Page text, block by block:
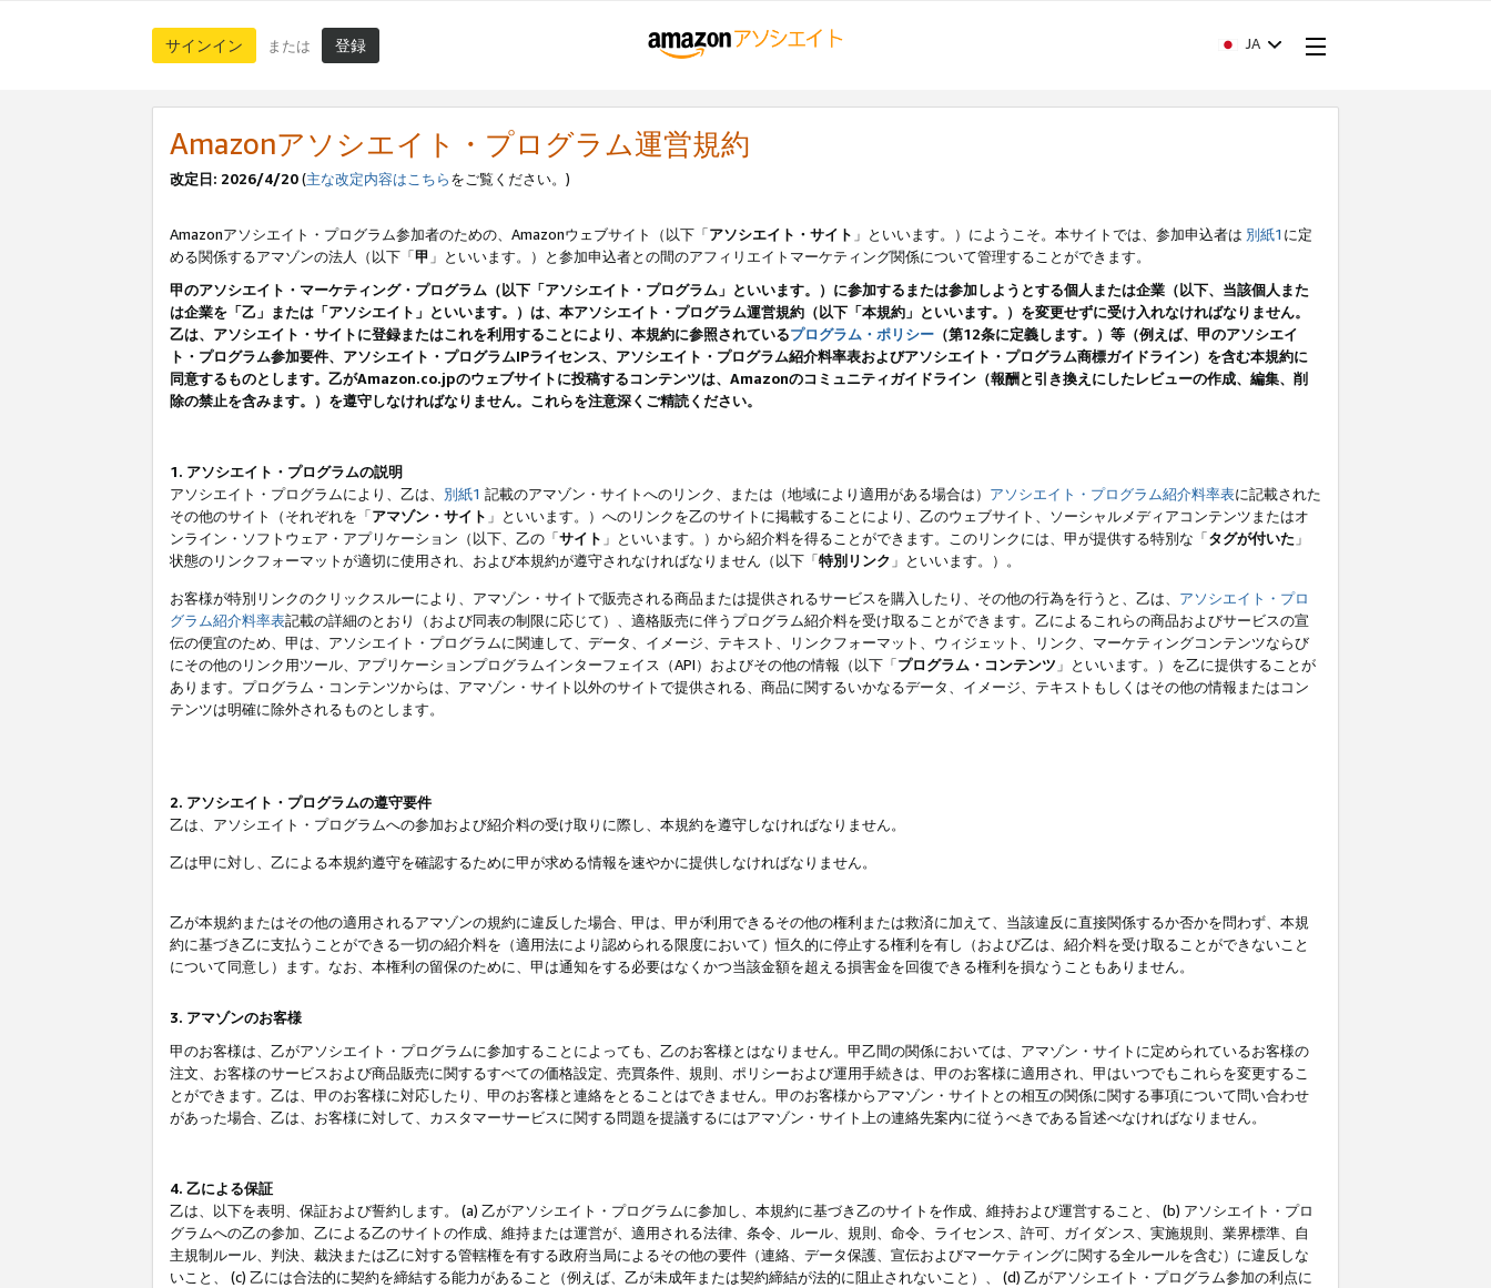
サインイン または 登録 JA
Amazonアソシエイト・プログラム運営規約
改定日: 2026/4/20(主な改定内容はこちらをご覧ください。)
Amazonアソシエイト・プログラム参加者のための、Amazonウェブサイト（以下「アソシエイト・サイト 」といいます。）にようこそ。本サイトでは、参加申込者は 別紙1 に定
める関係するアマゾンの法人（以下「甲 」といいます。）と参加申込者との間のアフィリエイトマーケティング関係について管理することができます。
甲のアソシエイト・マーケティング・プログラム（以下「アソシエイト・プログラム」といいます。）に参加するまたは参加しようとする個人または企業（以下、当該個人また
は企業を「乙」または「アソシエイト」といいます。）は、本アソシエイト・プログラム運営規約（以下「本規約」といいます。）を変更せずに受け入れなければなりません。
乙は、アソシエイト・サイトに登録またはこれを利用することにより、本規約に参照されているプログラム・ポリシー （第12条に定義します。）等（例えば、甲のアソシエイ
ト・プログラム参加要件、アソシエイト・プログラムIPライセンス、アソシエイト・プログラム紹介料率表およびアソシエイト・プログラム商標ガイドライン）を含む本規約に
同意するものとします。乙がAmazon.co.jpのウェブサイトに投稿するコンテンツは、Amazonのコミュニティガイドライン（報酬と引き換えにしたレビューの作成、編集、削
除の禁止を含みます。）を遵守しなければなりません。これらを注意深くご精読ください。
1. アソシエイト・プログラムの説明
アソシエイト・プログラムにより、乙は、 別紙1 記載のアマゾン・サイトへのリンク、または（地域により適用がある場合は） アソシエイト・プログラム紹介料率表に記載された
その他のサイト（それぞれを「アマゾン・サイト 」といいます。）へのリンクを乙のサイトに掲載することにより、乙のウェブサイト、ソーシャルメディアコンテンツまたはオ
ンライン・ソフトウェア・アプリケーション（以下、乙の「サイト 」といいます。）から紹介料を得ることができます。このリンクには、甲が提供する特別な「タグが付いた 」
状態のリンクフォーマットが適切に使用され、および本規約が遵守されなければなりません（以下「特別リンク 」といいます。）。
お客様が特別リンクのクリックスルーにより、アマゾン・サイトで販売される商品または提供されるサービスを購入したり、その他の行為を行うと、乙は、 アソシエイト・プロ
グラム紹介料率表記載の詳細のとおり（および同表の制限に応じて）、適格販売に伴うプログラム紹介料を受け取ることができます。乙によるこれらの商品およびサービスの宣
伝の便宜のため、甲は、アソシエイト・プログラムに関連して、データ、イメージ、テキスト、リンクフォーマット、ウィジェット、リンク、マーケティングコンテンツならび
にその他のリンク用ツール、アプリケーションプログラムインターフェイス（API）およびその他の情報（以下「プログラム・コンテンツ 」といいます。）を乙に提供することが
あります。プログラム・コンテンツからは、アマゾン・サイト以外のサイトで提供される、商品に関するいかなるデータ、イメージ、テキストもしくはその他の情報またはコン
テンツは明確に除外されるものとします。
2. アソシエイト・プログラムの遵守要件
乙は、アソシエイト・プログラムへの参加および紹介料の受け取りに際し、本規約を遵守しなければなりません。
乙は甲に対し、乙による本規約遵守を確認するために甲が求める情報を速やかに提供しなければなりません。
乙が本規約またはその他の適用されるアマゾンの規約に違反した場合、甲は、甲が利用できるその他の権利または救済に加えて、当該違反に直接関係するか否かを問わず、本規
約に基づき乙に支払うことができる一切の紹介料を（適用法により認められる限度において）恒久的に停止する権利を有し（および乙は、紹介料を受け取ることができないこと
について同意し）ます。なお、本権利の留保のために、甲は通知をする必要はなくかつ当該金額を超える損害金を回復できる権利を損なうこともありません。
3. アマゾンのお客様
甲のお客様は、乙がアソシエイト・プログラムに参加することによっても、乙のお客様とはなりません。甲乙間の関係においては、アマゾン・サイトに定められているお客様の
注文、お客様のサービスおよび商品販売に関するすべての価格設定、売買条件、規則、ポリシーおよび運用手続きは、甲のお客様に適用され、甲はいつでもこれらを変更するこ
とができます。乙は、甲のお客様に対応したり、甲のお客様と連絡をとることはできません。甲のお客様からアマゾン・サイトとの相互の関係に関する事項について問い合わせ
があった場合、乙は、お客様に対して、カスタマーサービスに関する問題を提議するにはアマゾン・サイト上の連絡先案内に従うべきである旨述べなければなりません。
4. 乙による保証
乙は、以下を表明、保証および誓約します。 (a) 乙がアソシエイト・プログラムに参加し、本規約に基づき乙のサイトを作成、維持および運営すること、 (b) アソシエイト・プロ
グラムへの乙の参加、乙による乙のサイトの作成、維持または運営が、適用される法律、条令、ルール、規則、命令、ライセンス、許可、ガイダンス、実施規則、業界標準、自
主規制ルール、判決、裁決または乙に対する管轄権を有する政府当局によるその他の要件（連絡、データ保護、宣伝およびマーケティングに関する全ルールを含む）に違反しな
いこと、 (c) 乙には合法的に契約を締結する能力があること（例えば、乙が未成年または契約締結が法的に阻止されないこと）、 (d) 乙がアソシエイト・プログラム参加の利点に